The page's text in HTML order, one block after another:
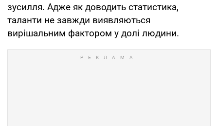
зусилля. Адже як доводить статистика,
таланти не завжди виявляються
вирішальним фактором у долі людини.